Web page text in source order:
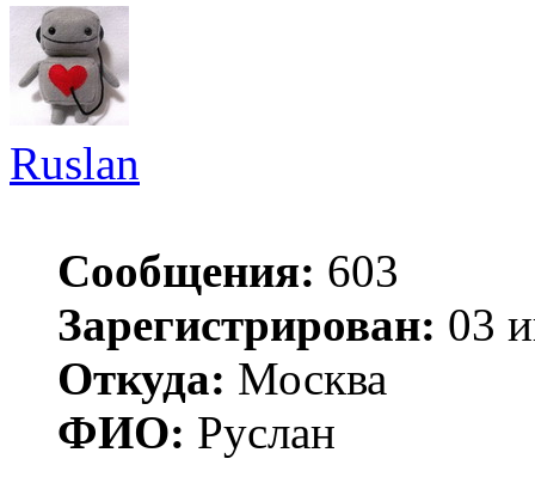
Ruslan
Сообщения: 603
Зарегистрирован: 03
Откуда: Москва
ФИО: Руслан